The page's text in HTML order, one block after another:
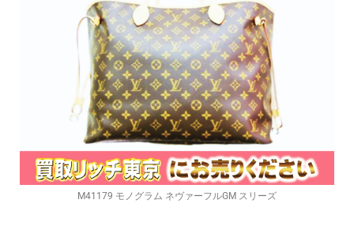
M41179 モノグラム ネヴァーフルGM スリーズ